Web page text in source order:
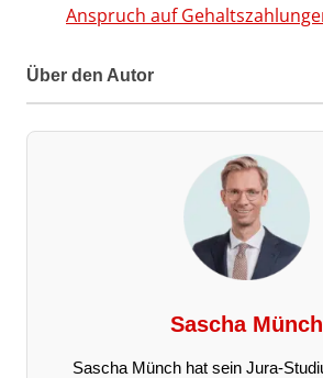
Anspruch auf
Über den Autor
Sascha Münch
Sascha Münch hat sein Jura-